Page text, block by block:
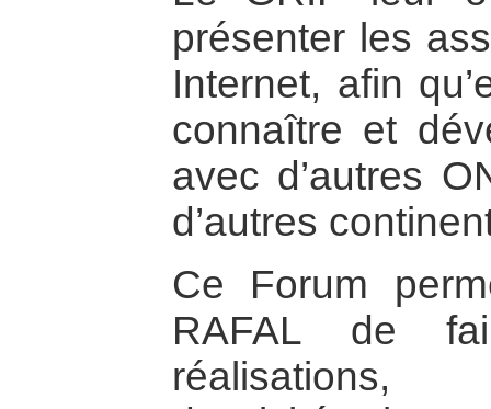
présenter les
Internet, afin
connaître et
avec d’autres
d’autres
Ce Forum
RAFAL de
réalisations,